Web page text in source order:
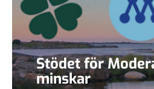
Stödet för
minskar